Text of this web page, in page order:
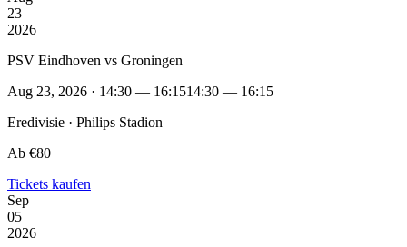
23
2026
PSV Eindhoven vs Groningen
Aug 23, 2026 · 14:30 — 16:1514:30 — 16:15
Eredivisie · Philips Stadion
Ab €80
Tickets kaufen
Sep
05
2026